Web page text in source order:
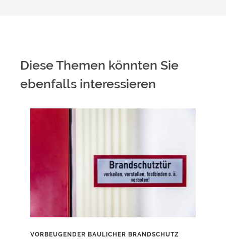
Diese Themen könnten Sie
ebenfalls interessieren
VORBEUGENDER BAULICHER BRANDSCHUTZ